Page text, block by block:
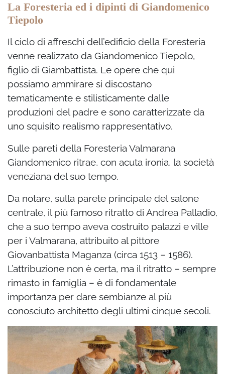
La Foresteria ed i dipinti di Giandomenico
Tiepolo
Il ciclo di affreschi dell’edificio della Foresteria
venne realizzato da Giandomenico Tiepolo,
figlio di Giambattista. Le opere che qui
possiamo ammirare si discostano
tematicamente e stilisticamente dalle
produzioni del padre e sono caratterizzate da
uno squisito realismo rappresentativo.
Sulle pareti della Foresteria Valmarana
Giandomenico ritrae, con acuta ironia, la società
veneziana del suo tempo.
Da notare, sulla parete principale del salone
centrale, il più famoso ritratto di Andrea Palladio,
che a suo tempo aveva costruito palazzi e ville
per i Valmarana, attribuito al pittore
Giovanbattista Maganza (circa 1513 – 1586).
L’attribuzione non è certa, ma il ritratto – sempre
rimasto in famiglia – è di fondamentale
importanza per dare sembianze al più
conosciuto architetto degli ultimi cinque secoli.